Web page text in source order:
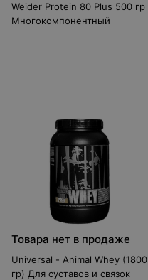
Weider Protein 80 Plus 500 гр
Многокомпонентный
Товара нет в продаже
Universal - Animal Whey (1800
гр) Для суставов и связок